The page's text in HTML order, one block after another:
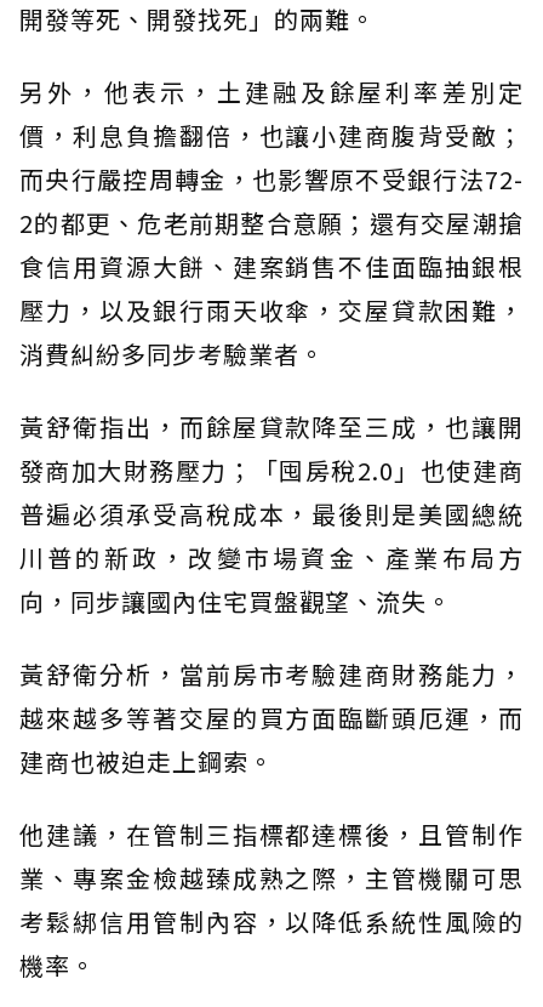
開發等死、開發找死」的兩難。
另外，他表示，土建融及餘屋利率差別定
價，利息負擔翻倍，也讓小建商腹背受敵；
而央行嚴控周轉金，也影響原不受銀行法72-
2的都更、危老前期整合意願；還有交屋潮搶
食信用資源大餅、建案銷售不佳面臨抽銀根
壓力，以及銀行雨天收傘，交屋貸款困難，
消費糾紛多同步考驗業者。
黃舒衛指出，而餘屋貸款降至三成，也讓開
發商加大財務壓力；「囤房稅2.0」也使建商
普遍必須承受高稅成本，最後則是美國總統
川普的新政，改變市場資金、產業布局方
向，同步讓國內住宅買盤觀望、流失。
黃舒衛分析，當前房市考驗建商財務能力，
越來越多等著交屋的買方面臨斷頭厄運，而
建商也被迫走上鋼索。
他建議，在管制三指標都達標後，且管制作
業、專案金檢越臻成熟之際，主管機關可思
考鬆綁信用管制內容，以降低系統性風險的
機率。